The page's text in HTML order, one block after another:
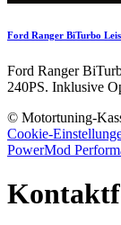
Ford Ranger BiTurbo
Ford Ranger
240PS. Inklusive
© Motortuning-
Cookie-
PowerMod